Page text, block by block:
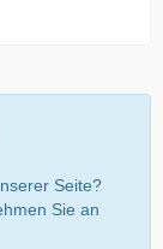
Seite?
Sie an